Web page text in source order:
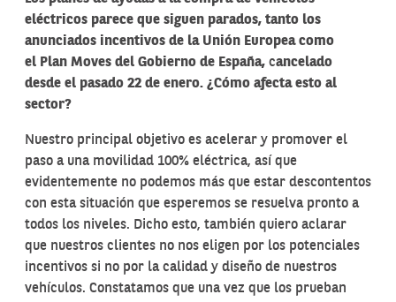
eléctricos parece que siguen parados, tanto los
anunciados incentivos de la Unión Europea como
el Plan Moves del Gobierno de España, cancelado
desde el pasado 22 de enero. ¿Cómo afecta esto al
sector?
Nuestro principal objetivo es acelerar y promover el
paso a una movilidad 100% eléctrica, así que
evidentemente no podemos más que estar descontentos
con esta situación que esperemos se resuelva pronto a
todos los niveles. Dicho esto, también quiero aclarar
que nuestros clientes no nos eligen por los potenciales
incentivos si no por la calidad y diseño de nuestros
vehículos. Constatamos que una vez que los prueban